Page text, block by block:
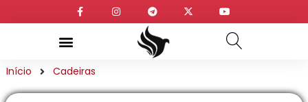
Início Cadeiras